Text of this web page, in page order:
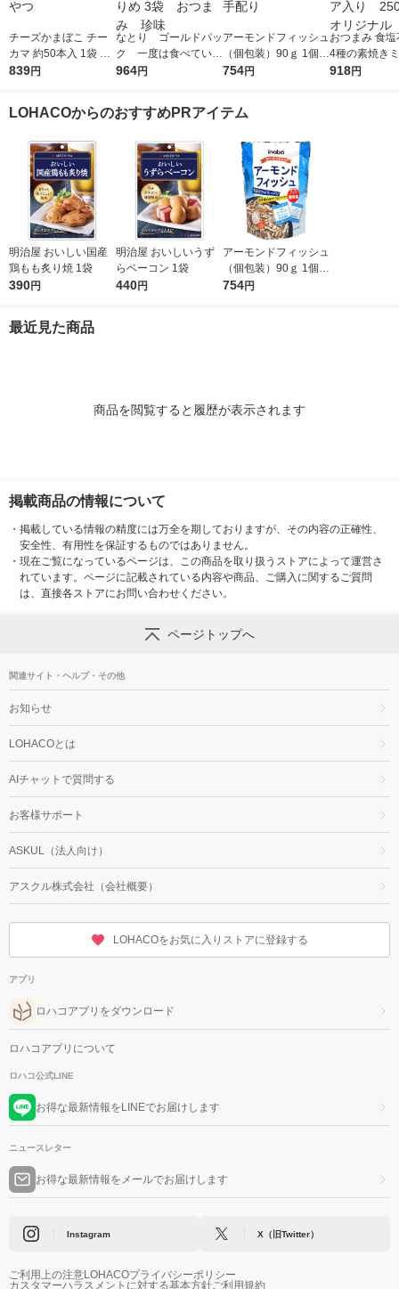
チーズかまぼこ チー
カマ 約50本入 1袋 な
とり 個包装 大容量 お
839円
なとり ゴールドパッ
ク 一度は食べていた
だきたい おいしいあ
964円
アーモンドフィッシュ
（個包装）90ｇ 1個
ミックスナッツ 個包
754円
おつまみ 食
4種の素焼き
ナッツ ごろ
918円
LOHACOからのおすすめPRアイテム
明治屋 おいしい国産
鶏もも炙り焼 1袋
390円
明治屋 おいしいうず
らベーコン 1袋
440円
アーモンドフィッシュ
（個包装）90ｇ 1個
ミックスナッツ 個包
754円
最近見た商品
商品を閲覧すると履歴が表示されます
掲載商品の情報について
・ 掲載している情報の精度には万全を期しておりますが、その内容の正確性、
安全性、有用性を保証するものではありません。
・ 現在ご覧になっているページは、この商品を取り扱うストアによって運営さ
れています。ページに記載されている内容や商品、ご購入に関するご質問
は、直接各ストアにお問い合わせください。
ページトップへ
関連サイト・ヘルプ・その他
お知らせ
LOHACOとは
AIチャットで質問する
お客様サポート
ASKUL（法人向け）
アスクル株式会社（会社概要）
LOHACOをお気に入りストアに登録する
アプリ
ロハコアプリをダウンロード
ロハコアプリについて
ロハコ公式LINE
お得な最新情報をLINEでお届けします
ニュースレター
お得な最新情報をメールでお届けします
Instagram X（旧Twitter）
ご利用上の注意LOHACOプライバシーポリシー
カスタマーハラスメントに対する基本方針ご利用規約